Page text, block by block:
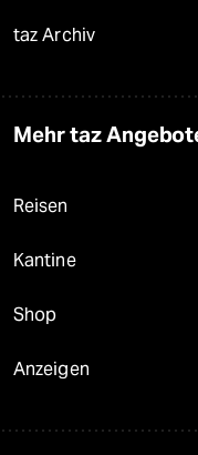
taz Archiv
Mehr taz
Reisen
Kantine
Shop
Anzeigen